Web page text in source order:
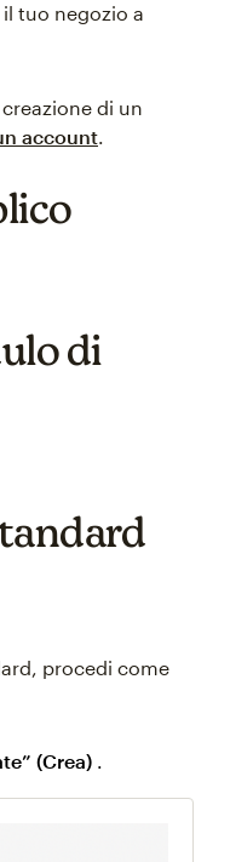
tuo negozio a
di un
account.
di
procedi come
(Crea) .